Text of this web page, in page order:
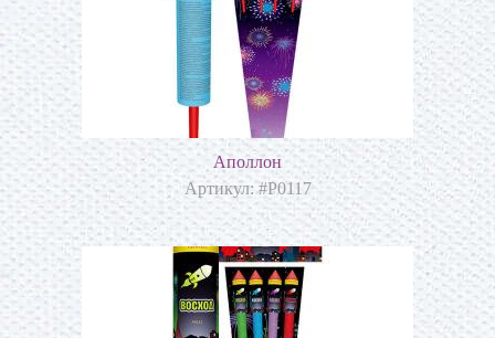
Аполлон
Артикул: #Р0117